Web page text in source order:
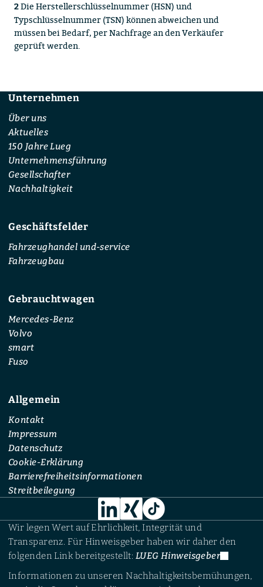
2Die Herstellerschlüsselnummer (HSN) und
Typschlüsselnummer (TSN) können abweichen und
müssen bei Bedarf, per Nachfrage an den Verkäufer
geprüft werden.
Footer
Unternehmen
Über uns
Aktuelles
150 Jahre Lueg
Unternehmensführung
Gesellschafter
Nachhaltigkeit
Geschäftsfelder
Fahrzeughandel und-service
Fahrzeugbau
Gebrauchtwagen
Mercedes-Benz
Volvo
smart
Fuso
Allgemein
Kontakt
Impressum
Datenschutz
Cookie-Erklärung
Barrierefreiheitsinformationen
Streitbeilegung
Wir legen Wert auf Ehrlichkeit, Integrität und
Transparenz. Für Hinweisgeber haben wir daher den
folgenden Link bereitgestellt: LUEG Hinweisgeber
Informationen zu unseren Nachhaltigkeitsbemühungen,